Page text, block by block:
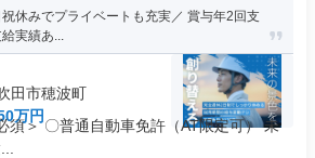
休みでプライベートも充実／ 賞与年2回支
実績あ...
田市穂波町
万円
須＞ 〇普通自動車免許（AT限定可） 未